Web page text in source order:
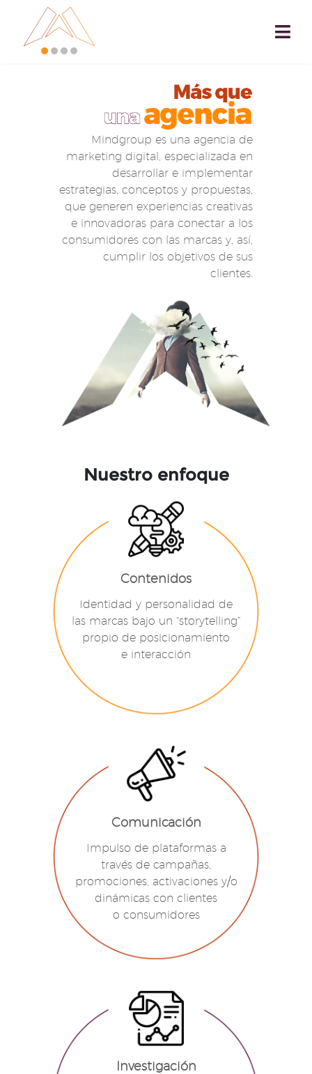
Mindgroup es una agencia de
marketing digital, especializada en
desarrollar e implementar
estrategias, conceptos y propuestas,
que generen experiencias creativas
e innovadoras para conectar a los
consumidores con las marcas y, así,
cumplir los objetivos de sus
clientes.
Nuestro enfoque
Contenidos
Identidad y personalidad de
las marcas bajo un “storytelling”
propio de posicionamiento
e interacción
Comunicación
Impulso de plataformas a
través de campañas,
promociones, activaciones y/o
dinámicas con clientes
o consumidores
Investigación